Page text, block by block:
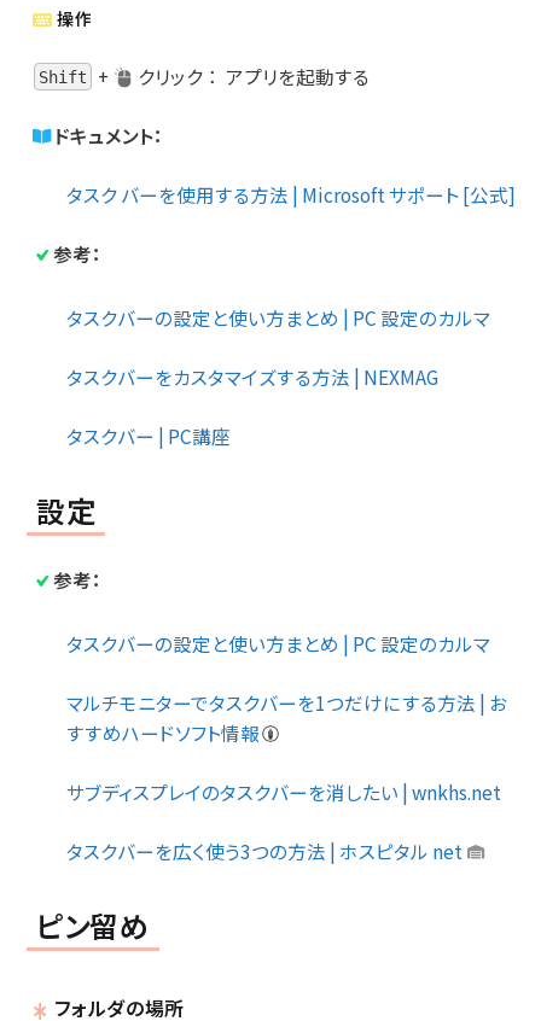
操作
Shift + クリック： アプリを起動する
ドキュメント：
タスク バーを使用する方法 | Microsoft サポート [公式]
参考：
タスクバーの設定と使い方まとめ | PC 設定のカルマ
タスクバーをカスタマイズする方法 | NEXMAG
タスクバー | PC講座
設定
参考：
タスクバーの設定と使い方まとめ | PC 設定のカルマ
マルチモニターでタスクバーを1つだけにする方法 | お
すすめハードソフト情報
サブディスプレイのタスクバーを消したい | wnkhs.net
タスクバーを広く使う3つの方法 | ホスピタル net
ピン留め
フォルダの場所